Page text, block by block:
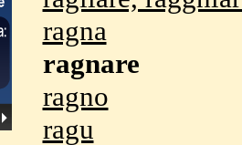
ragna
ragnare
ragno
ragu